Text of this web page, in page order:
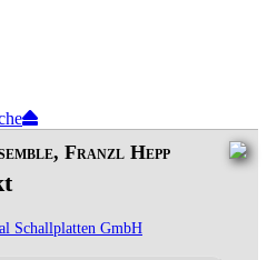
Franzl Hepp
Schallplatten GmbH